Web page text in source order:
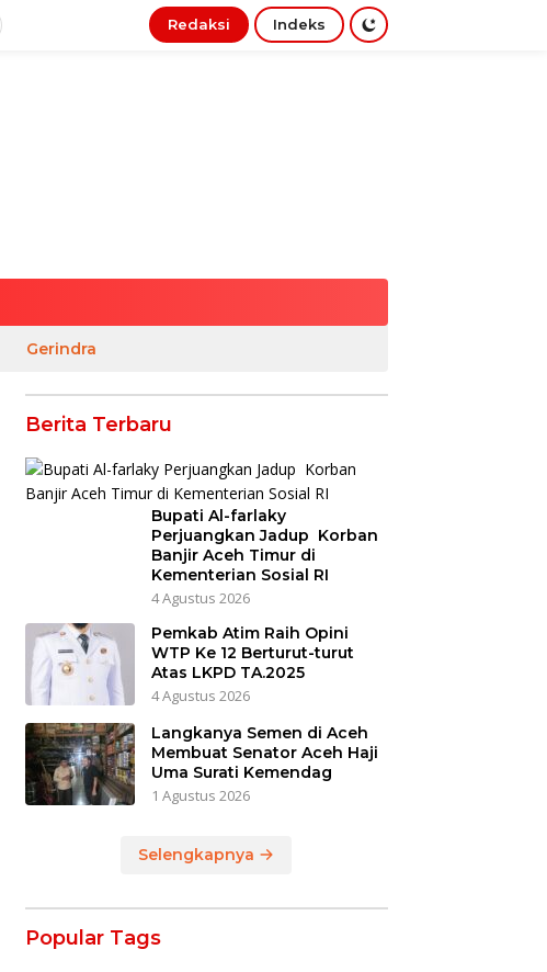
Redaksi Indeks
Gerindra
Berita Terbaru
Bupati Al-farlaky
Perjuangkan Jadup Korban
Banjir Aceh Timur di
Kementerian Sosial RI
4 Agustus 2026
Pemkab Atim Raih Opini
WTP Ke 12 Berturut-turut
Atas LKPD TA.2025
4 Agustus 2026
Langkanya Semen di Aceh
Membuat Senator Aceh Haji
Uma Surati Kemendag
1 Agustus 2026
Selengkapnya
Popular Tags